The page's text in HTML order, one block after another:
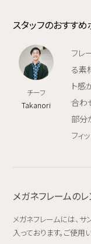
スタッフのおすすめ
チーフ
Takanori
フレ
る素
ト感
合わ
部分
フィ
メガネフレームの
メガネフレームには、
入っております。ご使用